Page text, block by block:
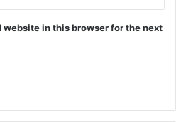
website in this browser for the next